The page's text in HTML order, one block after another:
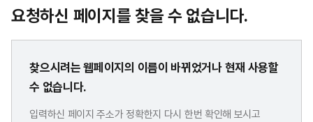
요청하신 페이지를 찾을 수 없습니다.
찾으시려는 웹페이지의 이름이 바뀌었거나 현재 사용할
수 없습니다.
입력하신 페이지 주소가 정확한지 다시 한번 확인해 보시고